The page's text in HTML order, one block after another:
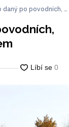
daný po povodních, li